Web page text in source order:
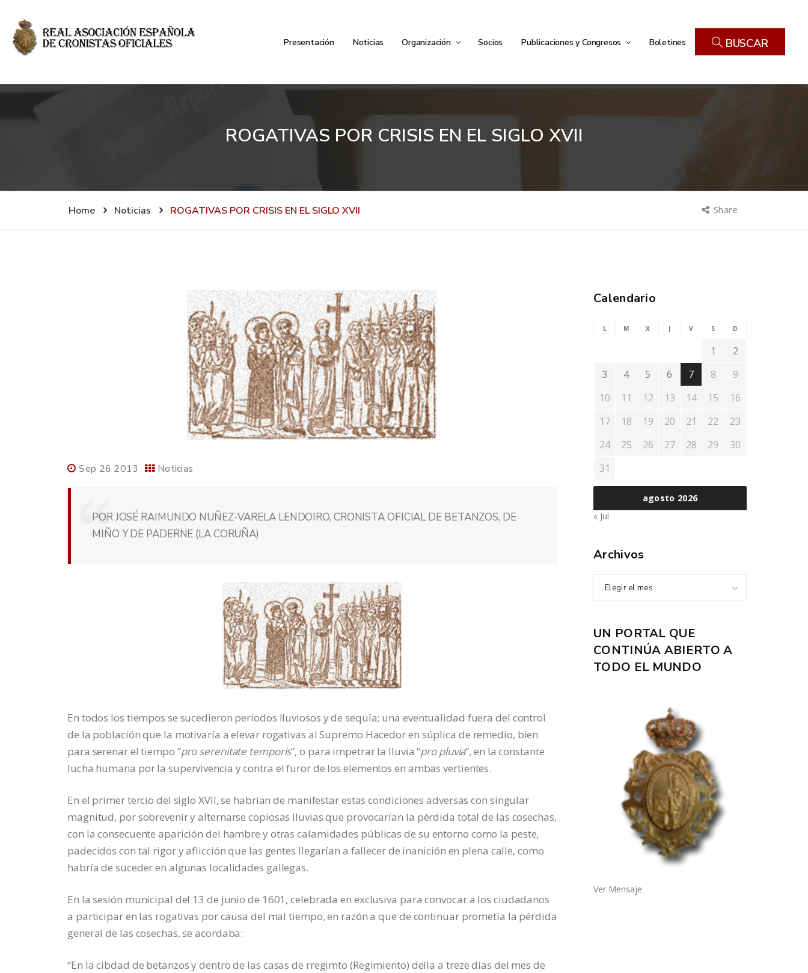
Presentación Noticias Organización Socios Publicaciones y Congresos Boletines BUSCAR
ROGATIVAS POR CRISIS EN EL SIGLO XVII
Home Noticias ROGATIVAS POR CRISIS EN EL SIGLO XVII Share
Sep 26 2013 Noticias
POR JOSÉ RAIMUNDO NUÑEZ-VARELA LENDOIRO, CRONISTA OFICIAL DE BETANZOS, DE
MIÑO Y DE PADERNE (LA CORUÑA)
En todos los tiempos se sucedieron periodos lluviosos y de sequía; una eventualidad fuera del control
de la población que la motivaría a elevar rogativas al Supremo Hacedor en súplica de remedio, bien
para serenar el tiempo ”pro serenitate temporis”, o para impetrar la lluvia “pro pluvia”, en la constante
lucha humana por la supervivencia y contra el furor de los elementos en ambas vertientes.
En el primer tercio del siglo XVII, se habrían de manifestar estas condiciones adversas con singular
magnitud, por sobrevenir y alternarse copiosas lluvias que provocarían la pérdida total de las cosechas,
con la consecuente aparición del hambre y otras calamidades públicas de su entorno como la peste,
padecidos con tal rigor y aflicción que las gentes llegarían a fallecer de inanición en plena calle, como
habría de suceder en algunas localidades gallegas.
En la sesión municipal del 13 de junio de 1601, celebrada en exclusiva para convocar a los ciudadanos
a participar en las rogativas por causa del mal tiempo, en razón a que de continuar prometía la pérdida
general de las cosechas, se acordaba:
“En la cibdad de betanzos y dentro de las casas de rregimto (Regimiento) della a treze dias del mes de
Calendario
agosto 2026
L M X J V S D
1
2
3
4 5 6 7 8
9
10
11 12 13 14 15
16
17
18 19 20 21 22
23
24
25 26 27 28 29
30
31
« Jul
Archivos
Elegir el mes
UN PORTAL QUE
CONTINÚA ABIERTO A
TODO EL MUNDO
Ver Mensaje